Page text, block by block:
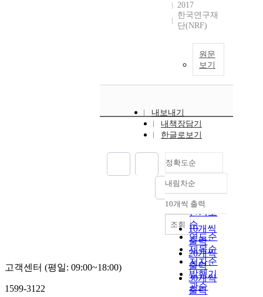
2017
한국연구재
단(NRF)
원문
보기
내보내기
내책장담기
한글로보기
정확도순
정확도
순
인기도
순
연도순
제목순
저자순
발행기
관순
내림차순
내림차순
10개씩 출력
10개씩
출력
20개씩
출력
30개씩
출력
조회
고객센터 (평일: 09:00~18:00)
1599-3122